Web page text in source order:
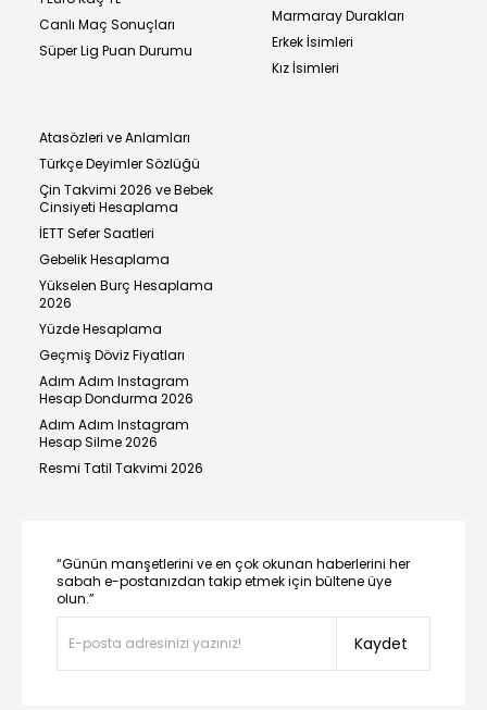
Canlı Maç Sonuçları
Süper Lig Puan Durumu
Marmaray Durakları
Erkek İsimleri
Kız İsimleri
Atasözleri ve Anlamları
Türkçe Deyimler Sözlüğü
Çin Takvimi 2026 ve Bebek
Cinsiyeti Hesaplama
İETT Sefer Saatleri
Gebelik Hesaplama
Yükselen Burç Hesaplama
2026
Yüzde Hesaplama
Geçmiş Döviz Fiyatları
Adım Adım Instagram
Hesap Dondurma 2026
Adım Adım Instagram
Hesap Silme 2026
Resmi Tatil Takvimi 2026
“Günün manşetlerini ve en çok okunan haberlerini her
sabah e-postanızdan takip etmek için bültene üye
olun.”
Kaydet